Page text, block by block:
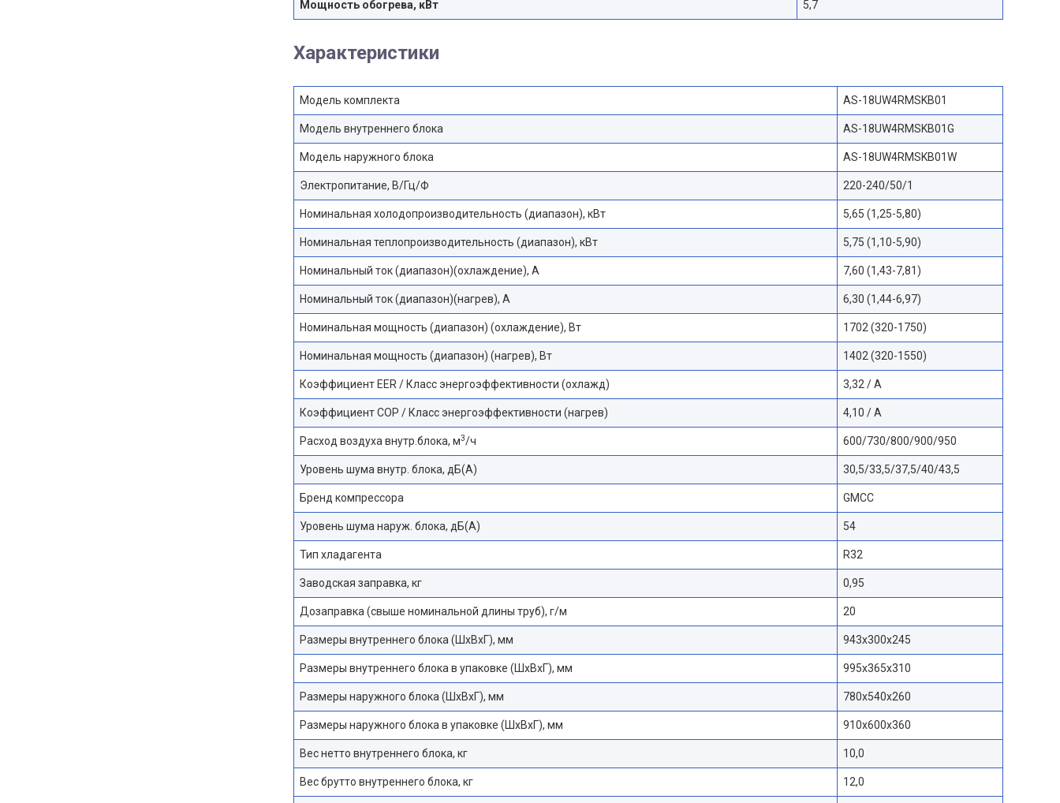
Мощность обогрева, кВт 5,7
Характеристики
Модель комплекта AS-18UW4RMSKB01
Модель внутреннего блока AS-18UW4RMSKB01G
Модель наружного блока AS-18UW4RMSKB01W
Электропитание, В/Гц/Ф 220-240/50/1
Номинальная холодопроизводительность (диапазон), кВт 5,65 (1,25-5,80)
Номинальная теплопроизводительность (диапазон), кВт 5,75 (1,10-5,90)
Номинальный ток (диапазон)(охлаждение), А 7,60 (1,43-7,81)
Номинальный ток (диапазон)(нагрев), А 6,30 (1,44-6,97)
Номинальная мощность (диапазон) (охлаждение), Вт 1702 (320-1750)
Номинальная мощность (диапазон) (нагрев), Вт 1402 (320-1550)
Коэффициент EER / Класс энергоэффективности (охлажд) 3,32 / A
Коэффициент COP / Класс энергоэффективности (нагрев) 4,10 / A
Расход воздуха внутр.блока, м3/ч 600/730/800/900/950
Уровень шума внутр. блока, дБ(А) 30,5/33,5/37,5/40/43,5
Бренд компрессора GMCC
Уровень шума наруж. блока, дБ(А) 54
Тип хладагента R32
Заводская заправка, кг 0,95
Дозаправка (свыше номинальной длины труб), г/м 20
Размеры внутреннего блока (ШхВхГ), мм 943x300x245
Размеры внутреннего блока в упаковке (ШхВхГ), мм 995x365x310
Размеры наружного блока (ШхВхГ), мм 780x540x260
Размеры наружного блока в упаковке (ШхВхГ), мм 910x600x360
Вес нетто внутреннего блока, кг 10,0
Вес брутто внутреннего блока, кг 12,0